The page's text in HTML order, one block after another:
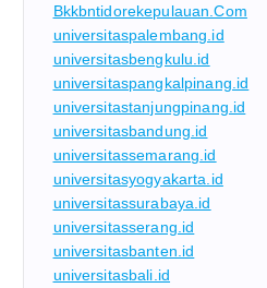
Bkkbntidorekepulauan.com
universitaspalembang.id
universitasbengkulu.id
universitaspangkalpinang.id
universitastanjungpinang.id
universitasbandung.id
universitassemarang.id
universitasyogyakarta.id
universitassurabaya.id
universitasserang.id
universitasbanten.id
universitasbali.id